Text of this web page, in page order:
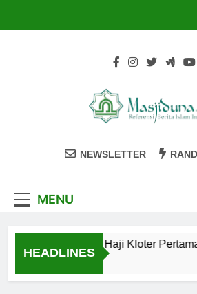
NEWSLETTER
MENU
HEADLINES
Calon Jemaah Haji Kloter